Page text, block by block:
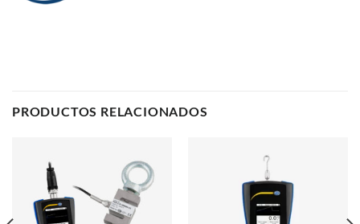
PRODUCTOS RELACIONADOS